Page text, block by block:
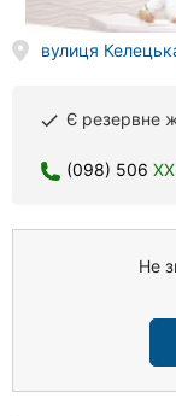
вулиця
done Є резервне
(098) 506
Не